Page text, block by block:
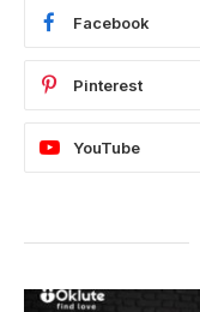
Facebook
Pinterest
YouTube